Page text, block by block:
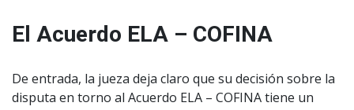
El Acuerdo ELA – COFINA
De entrada, la jueza deja claro que su decisión sobre la
disputa en torno al Acuerdo ELA – COFINA tiene un